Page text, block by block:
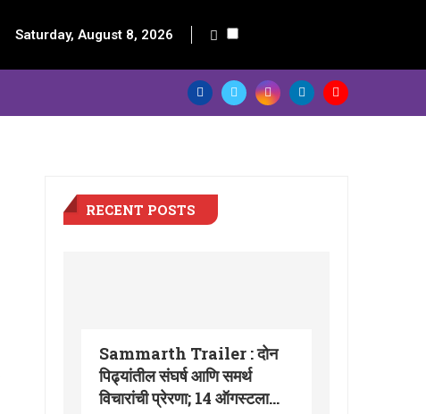
Saturday, August 8, 2026
RECENT POSTS
Sammarth Trailer : दोन
पिढ्यांतील संघर्ष आणि समर्थ
विचारांची प्रेरणा; 14 ऑगस्टला...